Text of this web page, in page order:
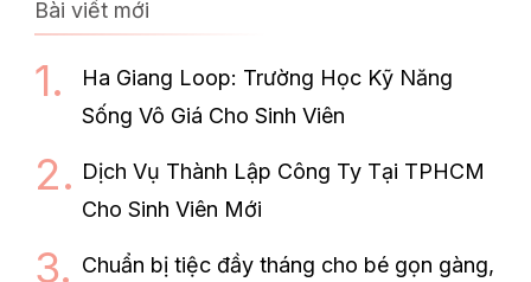
Bài viết mới
Ha Giang Loop: Trường Học Kỹ Năng
Sống Vô Giá Cho Sinh Viên
Dịch Vụ Thành Lập Công Ty Tại TPHCM
Cho Sinh Viên Mới
Chuẩn bị tiệc đầy tháng cho bé gọn gàng,